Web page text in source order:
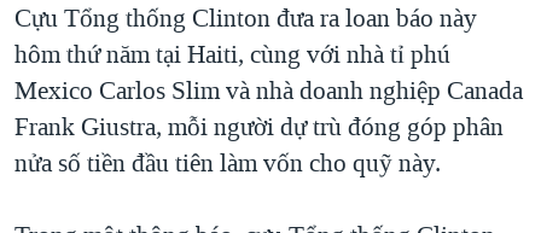
BÊN KIA QUỐC LỘ: TIẾNG VỌNG TỪ NÔNG THÔN MỸ
QUAN HỆ VIỆT MỸ
Cựu Tổng thống Clinton đưa ra loan báo này
hôm thứ năm tại Haiti, cùng với nhà tỉ phú
Mexico Carlos Slim và nhà doanh nghiệp Canada
Frank Giustra, mỗi người dự trù đóng góp phân
nửa số tiền đầu tiên làm vốn cho quỹ này.